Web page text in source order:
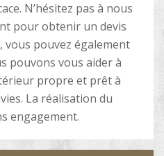
N’hésitez pas à nous
pour obtenir un devis
vous pouvez également
pouvons vous aider à
propre et prêt à
La réalisation du
engagement.